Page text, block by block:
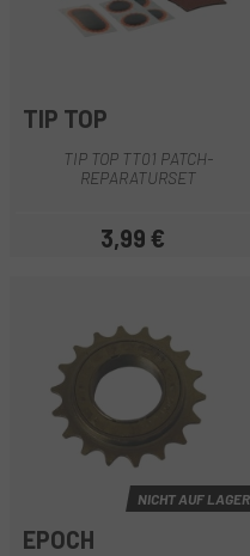
TIP TOP
TIP TOP TT01 PATCH-
REPARATURSET
Preis
3,99 €
NICHT AUF LAGER
EPOCH